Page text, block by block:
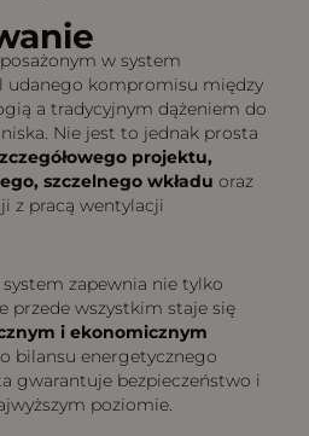
w system
udanego kompromisu między
a tradycyjnym dążeniem do
Nie jest to jednak prosta
projektu,
szczelnego wkładu oraz
z pracą wentylacji
zapewnia nie tylko
przede wszystkim staje się
i ekonomicznym
bilansu energetycznego
gwarantuje bezpieczeństwo i
poziomie.